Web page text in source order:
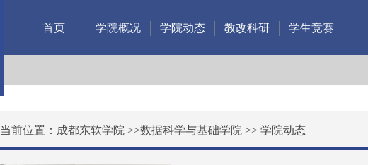
首页 学院概况 学院动态 教改科研 学生竞赛
当前位置： 成都东软学院 >>数据科学与基础学院 >> 学院动态